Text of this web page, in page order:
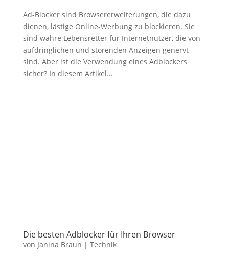
‍Ad-Blocker sind Browsererweiterungen, die dazu
dienen, lästige Online-Werbung zu blockieren. Sie
sind wahre Lebensretter für Internetnutzer, die von
aufdringlichen und störenden Anzeigen genervt
sind. Aber ist die Verwendung eines Adblockers
sicher? In diesem Artikel...
Die besten Adblocker für Ihren Browser
von Janina Braun | Technik